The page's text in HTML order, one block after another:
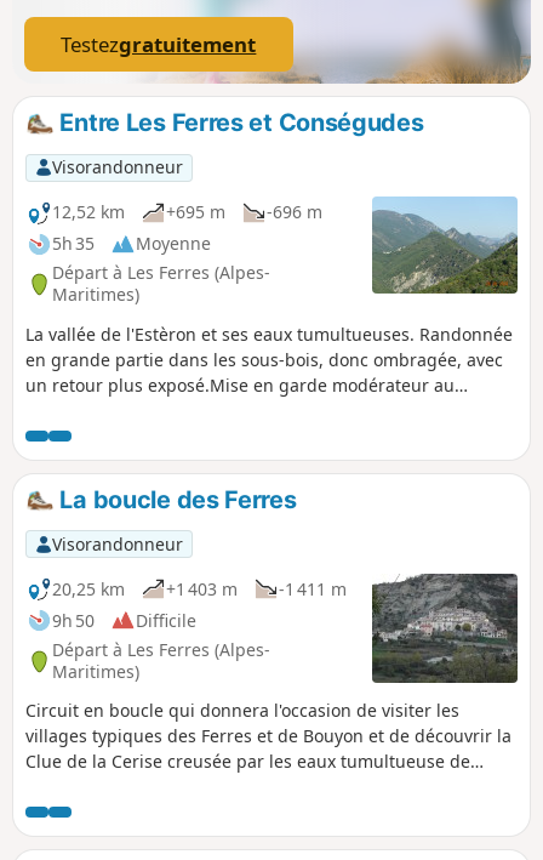
Testezgratuitement
Entre Les Ferres et Conségudes
Visorandonneur
12,52 km
+695 m
-696 m
5h 35
Moyenne
Départ à Les Ferres (Alpes-
Maritimes)
La vallée de l'Estèron et ses eaux tumultueuses. Randonnée
en grande partie dans les sous-bois, donc ombragée, avec
un retour plus exposé.Mise en garde modérateur au
est interdit. Voir les avis 27 février et 02 mars 2021
La boucle des Ferres
Visorandonneur
20,25 km
+1 403 m
-1 411 m
9h 50
Difficile
Départ à Les Ferres (Alpes-
Maritimes)
Circuit en boucle qui donnera l'occasion de visiter les
villages typiques des Ferres et de Bouyon et de découvrir la
Clue de la Cerise creusée par les eaux tumultueuse de